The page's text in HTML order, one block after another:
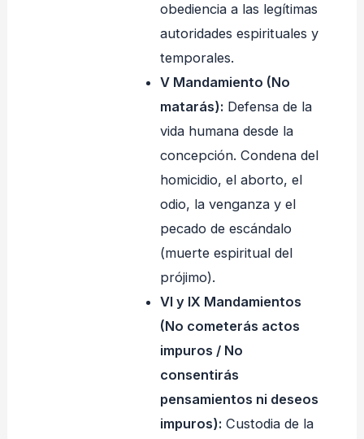
obediencia a las legítimas
autoridades espirituales y
temporales.
V Mandamiento (No
matarás): Defensa de la
vida humana desde la
concepción. Condena del
homicidio, el aborto, el
odio, la venganza y el
pecado de escándalo
(muerte espiritual del
prójimo).
VI y IX Mandamientos
(No cometerás actos
impuros / No
consentirás
pensamientos ni deseos
impuros): Custodia de la